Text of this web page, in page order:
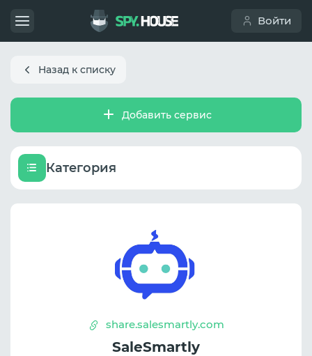
Войти
Назад к списку
Добавить сервис
Категория
share.salesmartly.com
SaleSmartly